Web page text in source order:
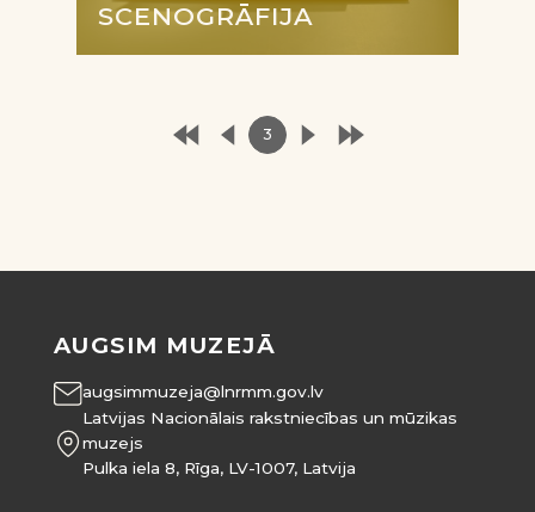
SCENOGRĀFIJA
3
AUGSIM MUZEJĀ
augsimmuzeja@lnrmm.gov.lv
Latvijas Nacionālais rakstniecības un mūzikas
muzejs
Pulka iela 8, Rīga, LV-1007, Latvija